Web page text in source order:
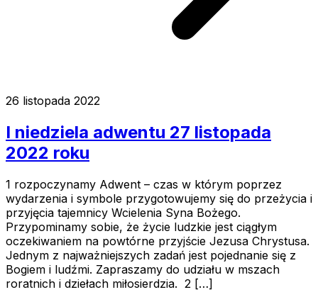
26 listopada 2022
I niedziela adwentu 27 listopada
2022 roku
1 rozpoczynamy Adwent – czas w którym poprzez
wydarzenia i symbole przygotowujemy się do przeżycia i
przyjęcia tajemnicy Wcielenia Syna Bożego.
Przypominamy sobie, że życie ludzkie jest ciągłym
oczekiwaniem na powtórne przyjście Jezusa Chrystusa.
Jednym z najważniejszych zadań jest pojednanie się z
Bogiem i ludźmi. Zapraszamy do udziału w mszach
roratnich i dziełach miłosierdzia. 2 […]